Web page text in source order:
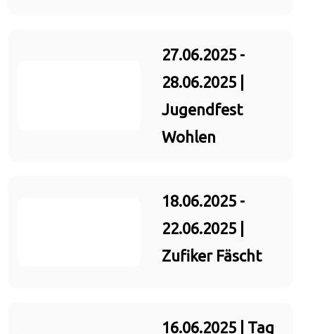
27.06.2025 -
28.06.2025 |
Jugendfest
Wohlen
18.06.2025 -
22.06.2025 |
Zufiker Fäscht
16.06.2025 | Tag